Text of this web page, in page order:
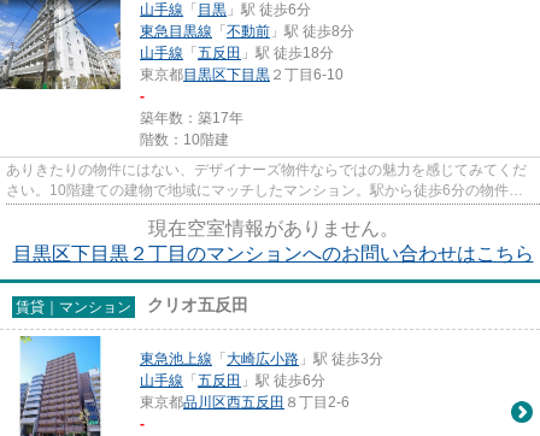
山手線 「 目黒 」駅 徒歩6分
東急目黒線 「 不動前 」駅 徒歩8分
山手線 「 五反田 」駅 徒歩18分
東京都目黒区下目黒 ２丁目6-10
-
築年数：築17年
階数：10階建
ありきたりの物件にはない、デザイナーズ物件ならではの魅力を感じてみてくだ
さい。10階建ての建物で地域にマッチしたマンション。駅から徒歩6分の物件
現在空室情報がありません。
目黒区下目黒２丁目のマンションへのお問い合わせはこちら
賃貸｜マンション クリオ五反田
東急池上線 「 大崎広小路 」駅 徒歩3分
山手線 「 五反田 」駅 徒歩6分
東京都品川区西五反田 ８丁目2-6
-